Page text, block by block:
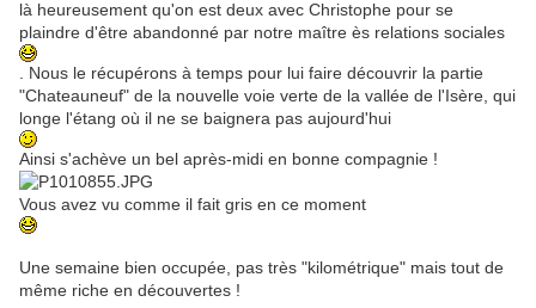
là heureusement qu'on est deux avec Christophe pour se
plaindre d'être abandonné par notre maître ès relations sociales
. Nous le récupérons à temps pour lui faire découvrir la partie
"Chateauneuf" de la nouvelle voie verte de la vallée de l'Isère, qui
longe l'étang où il ne se baignera pas aujourd'hui
Ainsi s'achève un bel après-midi en bonne compagnie !
Vous avez vu comme il fait gris en ce moment
Une semaine bien occupée, pas très "kilométrique" mais tout de
même riche en découvertes !